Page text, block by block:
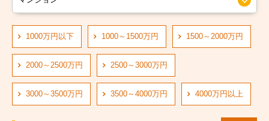
大阪市阿倍野区
大阪市住吉区
大阪市東住吉区
大阪市西成区
大阪市営長堀鶴見緑地線
大阪市営四つ橋線
阪神なんば線
阪急神戸線
1000万円以下 1000～1500万円 1500～2000万円
2000～2500万円 2500～3000万円
3000～3500万円 3500～4000万円 4000万円以上